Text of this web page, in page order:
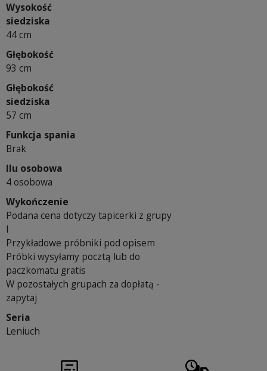
Wysokość
siedziska
44 cm
Głębokość
93 cm
Głębokość
siedziska
57 cm
Funkcja spania
Brak
Ilu osobowa
4 osobowa
Wykończenie
Podana cena dotyczy tapicerki z grupy
I
Przykładowe próbniki pod opisem
Próbki wysyłamy pocztą lub do
paczkomatu gratis
W pozostałych grupach za dopłatą -
zapytaj
Seria
Leniuch